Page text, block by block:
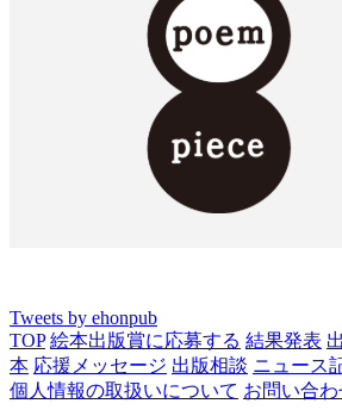
Tweets by ehonpub
TOP 絵本出版賞に応募する 結果発表
本 応援メッセージ 出版相談 ニュース
個人情報の取扱いについて お問い合わ